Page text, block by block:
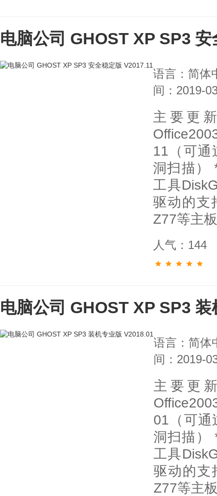
电脑公司 GHOST XP SP3
语言：简体
间：2019-
主要更
11（可通
洞扫描）
工具
驱动的支
Z77等主板
人气：144
电脑公司 GHOST XP SP3
语言：简体
间：2019-
主要更
01（可通
洞扫描）
工具
驱动的支
Z77等主